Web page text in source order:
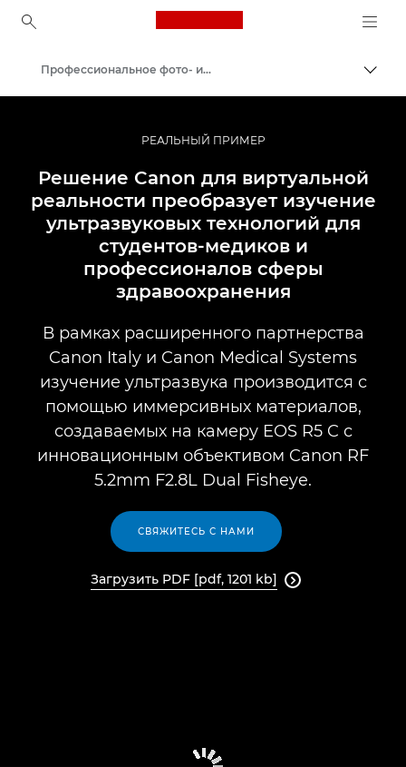
Canon Logo, back to
Профессиональная фото- и видеосъемка
Профессиональное фото- и видеооборудование: примеры внедрения
РЕАЛЬНЫЙ ПРИМЕР
Решение Canon для виртуальной
реальности преобразует изучение
ультразвуковых технологий для
студентов-медиков и
профессионалов сферы
здравоохранения
В рамках расширенного партнерства
Canon Italy и Canon Medical Systems
изучение ультразвука производится с
помощью иммерсивных материалов,
создаваемых на камеру EOS R5 C с
инновационным объективом Canon RF
5.2mm F2.8L Dual Fisheye.
СВЯЖИТЕСЬ С НАМИ
Загрузить PDF [pdf, 1201 kb] 